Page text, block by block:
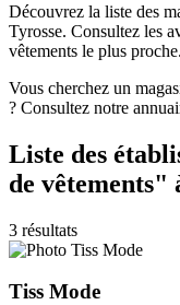
Découvrez la liste des
Tyrosse. Consultez les
vêtements le plus proche.
Vous cherchez un
? Consultez notre
Liste des
de vêtements"
3 résultats
Tiss Mode